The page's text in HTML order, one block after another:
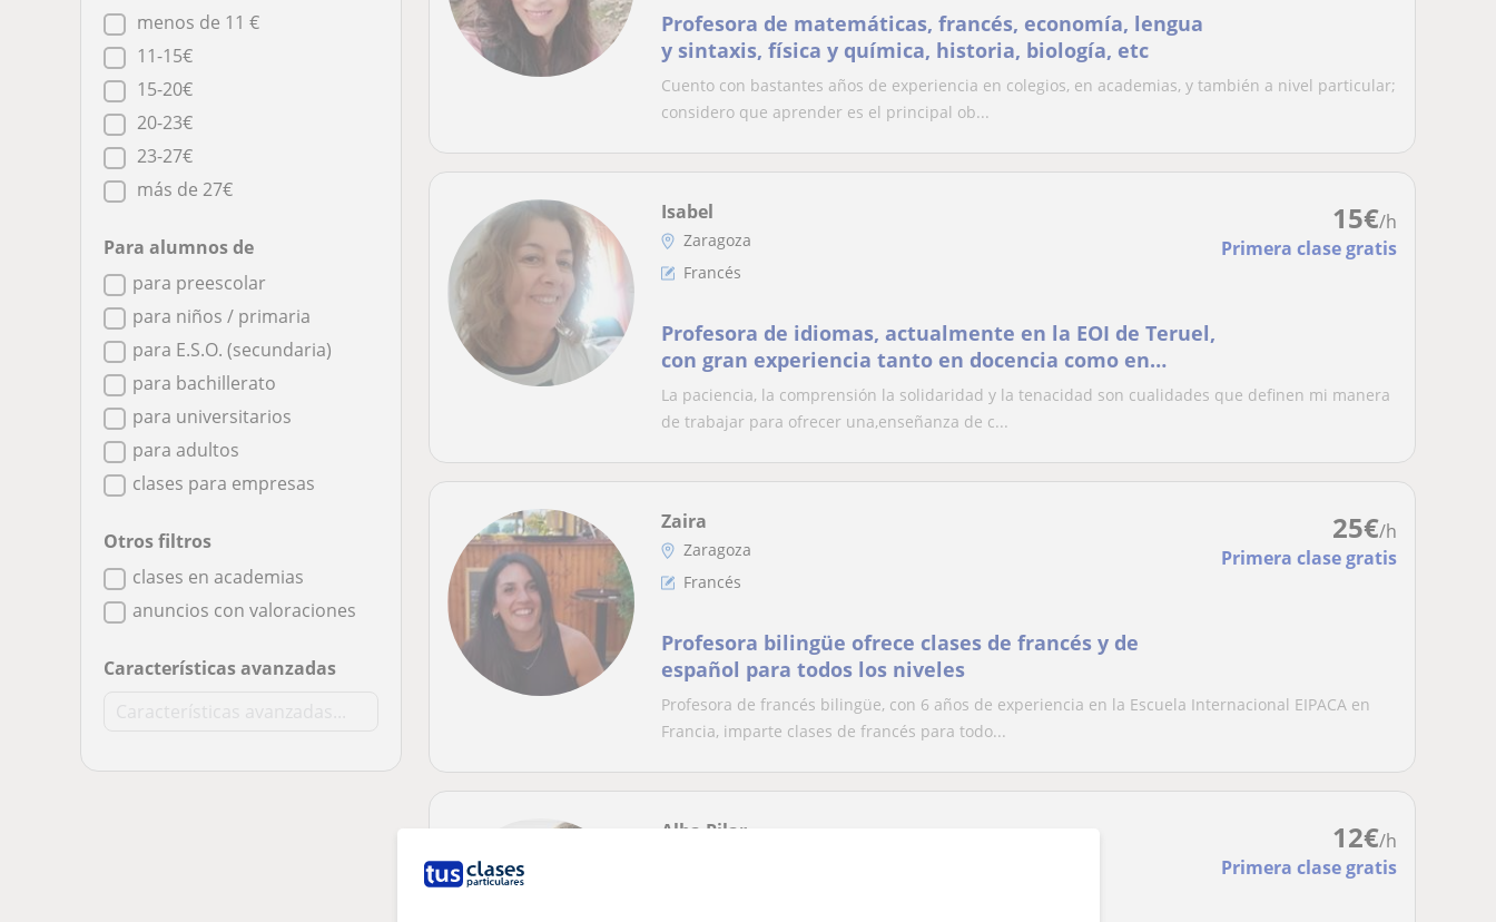
menos de 11 €
11-15€
15-20€
20-23€
23-27€
más de 27€
Para alumnos de
para preescolar
para niños / primaria
para E.S.O. (secundaria)
para bachillerato
para universitarios
para adultos
clases para empresas
Otros filtros
clases en academias
anuncios con valoraciones
Características avanzadas
Profesora de matemáticas, francés, economía, lengua
y sintaxis, física y química, historia, biología, etc
Cuento con bastantes años de experiencia en colegios, en academias, y también a nivel particular;
considero que aprender es el principal ob...
15€/h
Primera clase gratis
Isabel
Zaragoza
Francés
Profesora de idiomas, actualmente en la EOI de Teruel,
con gran experiencia tanto en docencia como en
traducción de francés, italiano y latín
La paciencia, la comprensión la solidaridad y la tenacidad son cualidades que definen mi manera
de trabajar para ofrecer una,enseñanza de c...
25€/h
Primera clase gratis
Zaira
Zaragoza
Francés
Profesora bilingüe ofrece clases de francés y de
español para todos los niveles
Profesora de francés bilingüe, con 6 años de experiencia en la Escuela Internacional EIPACA en
Francia, imparte clases de francés para todo...
12€/h
Primera clase gratis
Alba Pilar